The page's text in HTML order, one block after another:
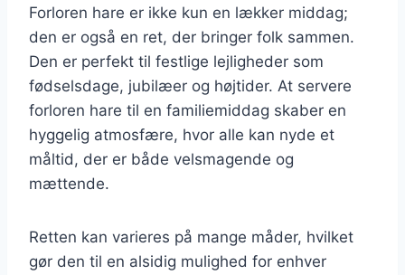
Forloren hare er ikke kun en lækker middag;
den er også en ret, der bringer folk sammen.
Den er perfekt til festlige lejligheder som
fødselsdage, jubilæer og højtider. At servere
forloren hare til en familiemiddag skaber en
hyggelig atmosfære, hvor alle kan nyde et
måltid, der er både velsmagende og
mættende.
Retten kan varieres på mange måder, hvilket
gør den til en alsidig mulighed for enhver